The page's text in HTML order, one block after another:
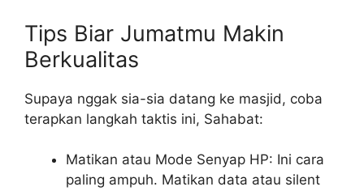
Tips Biar Jumatmu Makin
Berkualitas
Supaya nggak sia-sia datang ke masjid, coba
terapkan langkah taktis ini, Sahabat:
Matikan atau Mode Senyap HP: Ini cara
paling ampuh. Matikan data atau silent